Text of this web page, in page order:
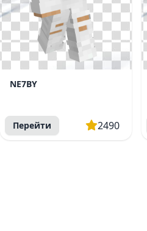
NE7BY
Перейти 2490